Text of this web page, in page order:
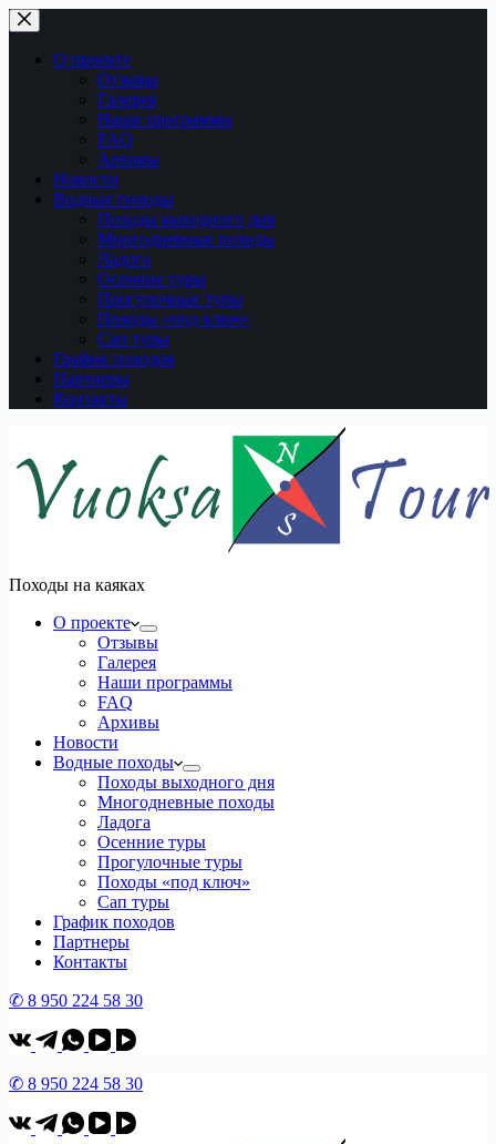
Перейти
к
сути
О проекте
Отзывы
Галерея
Наши программы
FAQ
Архивы
Новости
Водные походы
Походы выходного дня
Многодневные походы
Ладога
Осенние туры
Прогулочные туры
Походы «под ключ»
Сап туры
График походов
Партнеры
Контакты
Походы на каяках
О проекте
Отзывы
Галерея
Наши программы
FAQ
Архивы
Новости
Водные походы
Походы выходного дня
Многодневные походы
Ладога
Осенние туры
Прогулочные туры
Походы «под ключ»
Сап туры
График походов
Партнеры
Контакты
✆ 8 950 224 58 30
✆ 8 950 224 58 30